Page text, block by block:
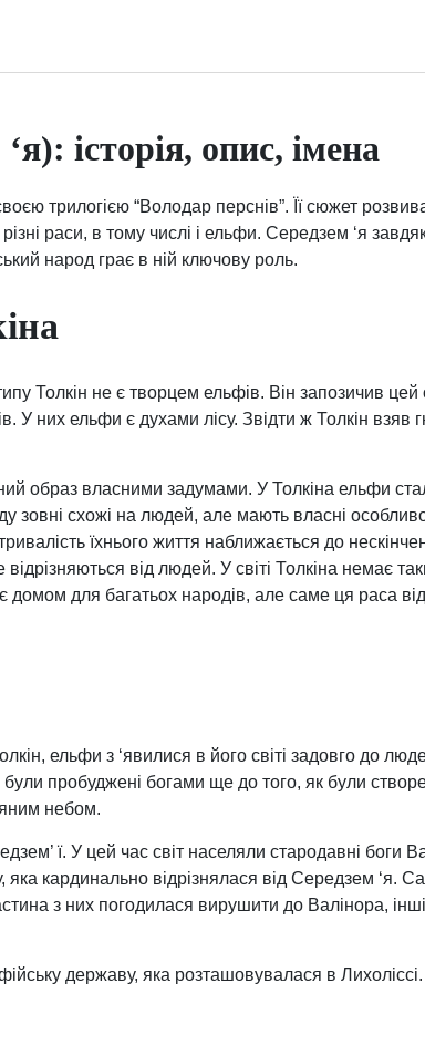
історія, опис, імена
трилогією “Володар перснів”. Її сюжет
раси, в тому числі і ельфи. Середзем ‘я
народ грає в ній ключову роль.
Толкін не є творцем ельфів. Він запозичив цей
У них ельфи є духами лісу. Звідти ж Толкін взяв
образ власними задумами. У Толкіна ельфи
зовні схожі на людей, але мають власні
їхнього життя наближається до
від людей. У світі Толкіна немає
для багатьох народів, але саме ця раса
ельфи з ‘явилися в його світі задовго до
пробуджені богами ще до того, як були
небом.
ї. У цей час світ населяли стародавні боги
яка кардинально відрізнялася від Середзем ‘я.
з них погодилася вирушити до Валінора,
державу, яка розташовувалася в